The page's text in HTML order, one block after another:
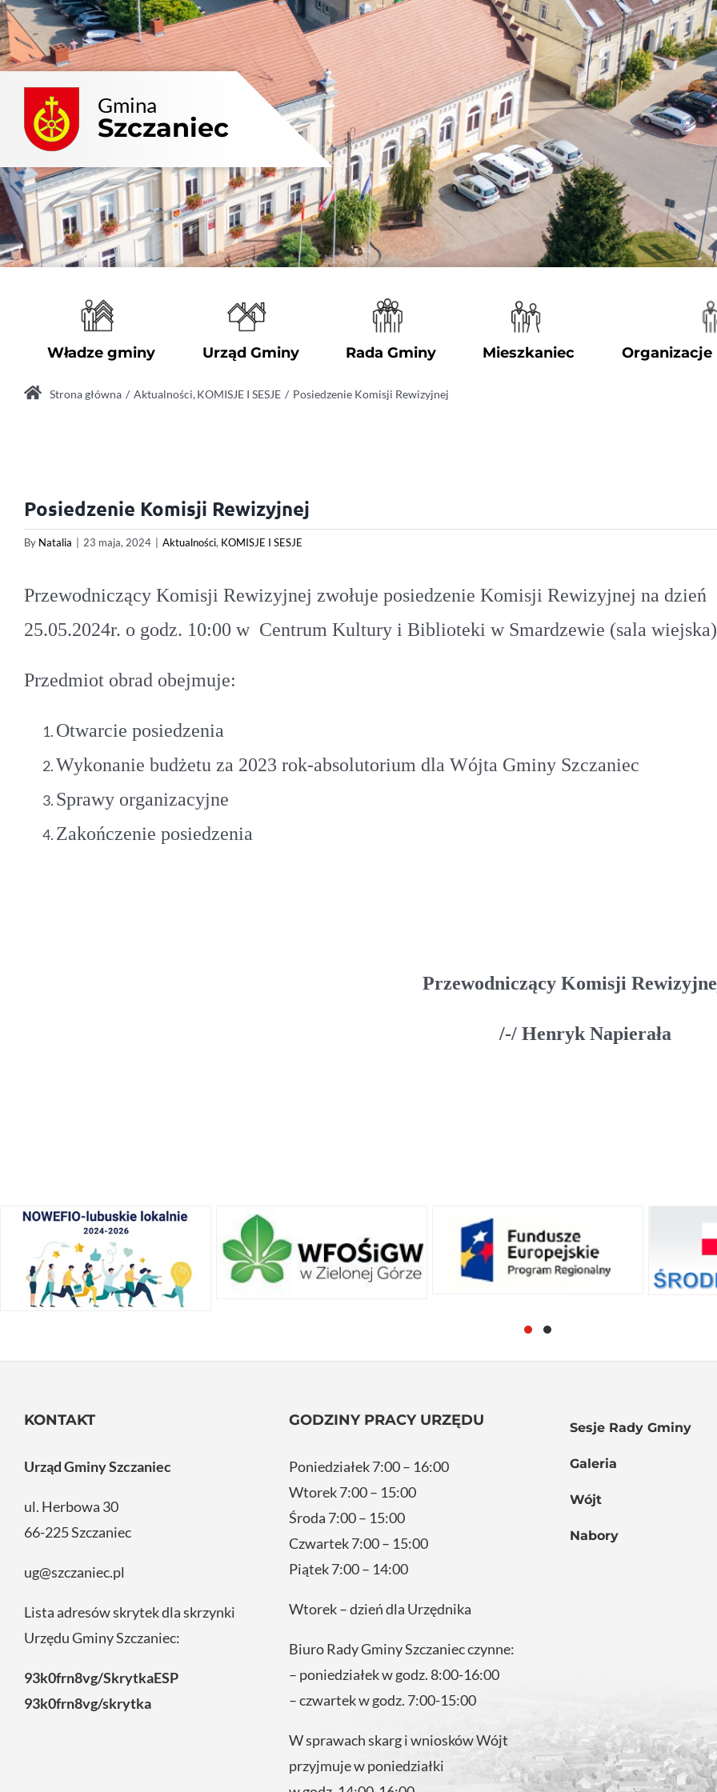
Przejdź
do
zawartości
Gmina
Szczaniec
Władze gminy Urząd Gminy Rada Gminy Mieszkaniec Organizacje
Strona główna Aktualności KOMISJE I SESJE Posiedzenie Komisji Rewizyjnej
Posiedzenie Komisji Rewizyjnej
By Natalia 23 maja, 2024 Aktualności, KOMISJE I SESJE
Przewodniczący Komisji Rewizyjnej zwołuje posiedzenie Komisji Rewizyjnej na dzień
25.05.2024r. o godz. 10:00 w Centrum Kultury i Biblioteki w Smardzewie (sala
Przedmiot obrad obejmuje:
Otwarcie posiedzenia
Wykonanie budżetu za 2023 rok-absolutorium dla Wójta Gminy Szczaniec
Sprawy organizacyjne
Zakończenie posiedzenia
Przewodniczący Komisji
/-/ Henryk Napierała
KONTAKT
Urząd Gminy Szczaniec
ul. Herbowa 30
66-225 Szczaniec
ug@szczaniec.pl
Lista adresów skrytek dla skrzynki
Urzędu Gminy Szczaniec:
93k0frn8vg/SkrytkaESP
93k0frn8vg/skrytka
GODZINY PRACY URZĘDU
Poniedziałek 7:00 – 16:00
Wtorek 7:00 – 15:00
Środa 7:00 – 15:00
Czwartek 7:00 – 15:00
Piątek 7:00 – 14:00
Wtorek – dzień dla Urzędnika
Biuro Rady Gminy Szczaniec czynne:
– poniedziałek w godz. 8:00-16:00
– czwartek w godz. 7:00-15:00
W sprawach skarg i wniosków Wójt
przyjmuje w poniedziałki
Sesje Rady Gminy
Galeria
Wójt
Nabory